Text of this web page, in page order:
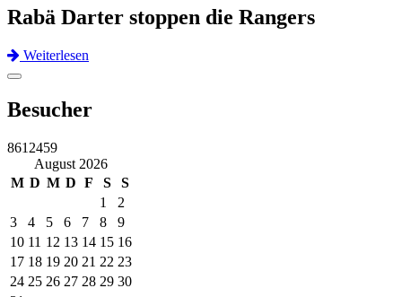
Rabä Darter stoppen die Rangers
Weiterlesen
Previous
Next
Toggle
Besucher
8612459
August 2026
M D M D F S S
1
2
3
4 5 6 7 8
9
10 11 12 13 14 15 16
17 18 19 20 21 22 23
24 25 26 27 28 29 30